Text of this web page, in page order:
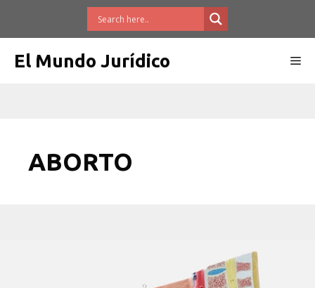
El Mundo Jurídico
ABORTO